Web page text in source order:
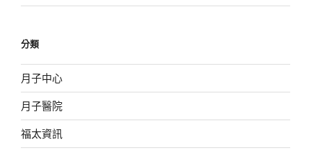
分類
月子中心
月子醫院
福太資訊